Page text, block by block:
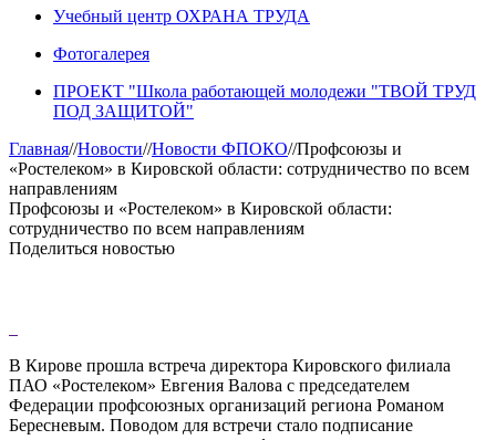
Учебный центр ОХРАНА ТРУДА
Фотогалерея
ПРОЕКТ "Школа работающей молодежи "ТВОЙ ТРУД
ПОД ЗАЩИТОЙ"
Главная//Новости//Новости ФПОКО//Профсоюзы и
«Ростелеком» в Кировской области: сотрудничество по всем
направлениям
Профсоюзы и «Ростелеком» в Кировской области:
сотрудничество по всем направлениям
Поделиться новостью
В Кирове прошла встреча директора Кировского филиала
ПАО «Ростелеком» Евгения Валова с председателем
Федерации профсоюзных организаций региона Романом
Бересневым. Поводом для встречи стало подписание